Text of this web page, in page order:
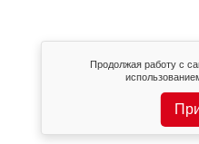
Продолжая работу с